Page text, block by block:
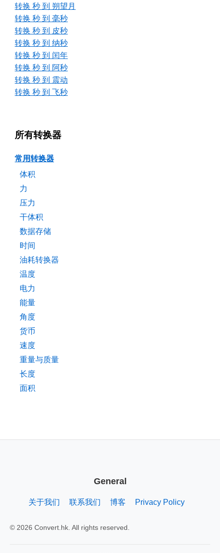
转换 秒 到 朔望月
转换 秒 到 毫秒
转换 秒 到 皮秒
转换 秒 到 纳秒
转换 秒 到 闰年
转换 秒 到 阿秒
转换 秒 到 震动
转换 秒 到 飞秒
所有转换器
常用转换器
体积
力
压力
干体积
数据存储
时间
油耗转换器
温度
电力
能量
角度
货币
速度
重量与质量
长度
面积
General
关于我们 联系我们 博客 Privacy Policy
© 2026 Convert.hk. All rights reserved.